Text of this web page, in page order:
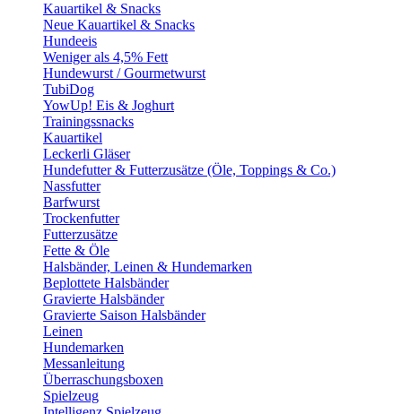
Kauartikel & Snacks
Neue Kauartikel & Snacks
Hundeeis
Weniger als 4,5% Fett
Hundewurst / Gourmetwurst
TubiDog
YowUp! Eis & Joghurt
Trainingssnacks
Kauartikel
Leckerli Gläser
Hundefutter & Futterzusätze (Öle, Toppings & Co.)
Nassfutter
Barfwurst
Trockenfutter
Futterzusätze
Fette & Öle
Halsbänder, Leinen & Hundemarken
Beplottete Halsbänder
Gravierte Halsbänder
Gravierte Saison Halsbänder
Leinen
Hundemarken
Messanleitung
Überraschungsboxen
Spielzeug